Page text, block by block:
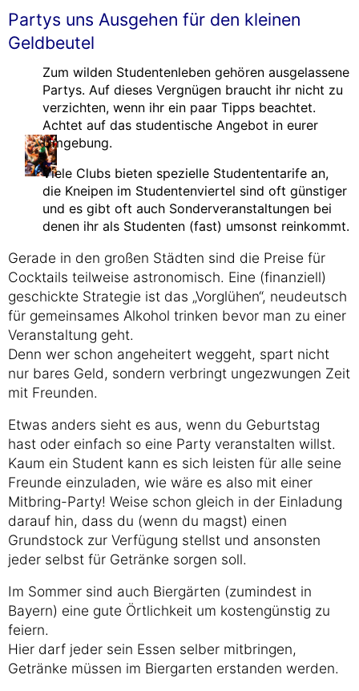
Partys uns Ausgehen für den kleinen
Geldbeutel
Zum wilden Studentenleben gehören ausgelassene
Partys. Auf dieses Vergnügen braucht ihr nicht zu
verzichten, wenn ihr ein paar Tipps beachtet.
Achtet auf das studentische Angebot in eurer
Umgebung.
Viele Clubs bieten spezielle Studententarife an,
die Kneipen im Studentenviertel sind oft günstiger
und es gibt oft auch Sonderveranstaltungen bei
denen ihr als Studenten (fast) umsonst reinkommt.
Gerade in den großen Städten sind die Preise für
Cocktails teilweise astronomisch. Eine (finanziell)
geschickte Strategie ist das „Vorglühen“, neudeutsch
für gemeinsames Alkohol trinken bevor man zu einer
Veranstaltung geht.
Denn wer schon angeheitert weggeht, spart nicht
nur bares Geld, sondern verbringt ungezwungen Zeit
mit Freunden.
Etwas anders sieht es aus, wenn du Geburtstag
hast oder einfach so eine Party veranstalten willst.
Kaum ein Student kann es sich leisten für alle seine
Freunde einzuladen, wie wäre es also mit einer
Mitbring-Party! Weise schon gleich in der Einladung
darauf hin, dass du (wenn du magst) einen
Grundstock zur Verfügung stellst und ansonsten
jeder selbst für Getränke sorgen soll.
Im Sommer sind auch Biergärten (zumindest in
Bayern) eine gute Örtlichkeit um kostengünstig zu
feiern.
Hier darf jeder sein Essen selber mitbringen,
Getränke müssen im Biergarten erstanden werden.